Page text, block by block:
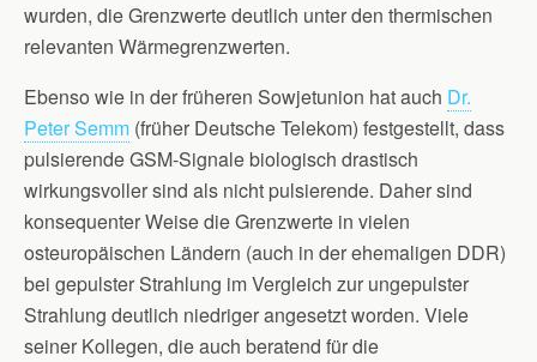
wurden, die Grenzwerte deutlich unter den thermischen
relevanten Wärmegrenzwerten.
Ebenso wie in der früheren Sowjetunion hat auch Dr.
Peter Semm (früher Deutsche Telekom) festgestellt, dass
pulsierende GSM-Signale biologisch drastisch
wirkungsvoller sind als nicht pulsierende. Daher sind
konsequenter Weise die Grenzwerte in vielen
osteuropäischen Ländern (auch in der ehemaligen DDR)
bei gepulster Strahlung im Vergleich zur ungepulster
Strahlung deutlich niedriger angesetzt worden. Viele
seiner Kollegen, die auch beratend für die